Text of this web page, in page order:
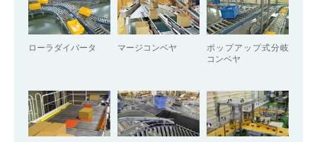
ローラダイバータ マージコンベヤ
ポップアップ式分岐
コンベヤ